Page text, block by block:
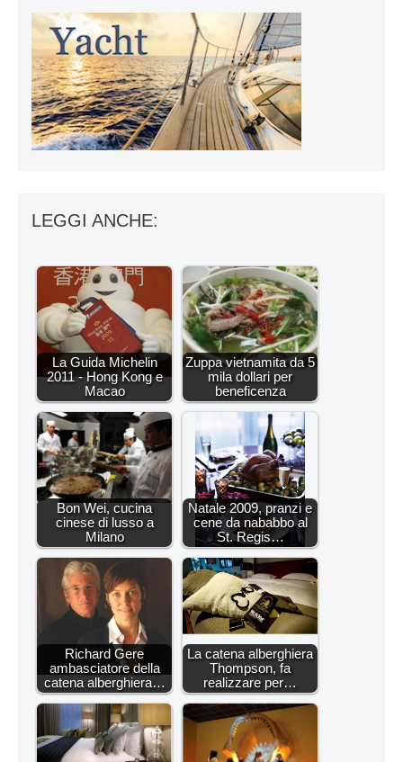
LEGGI ANCHE:
La Guida Michelin
2011 - Hong Kong e
Macao
Zuppa vietnamita da 5
mila dollari per
beneficenza
Bon Wei, cucina
cinese di lusso a
Milano
Natale 2009, pranzi e
cene da nababbo al
St. Regis…
Richard Gere
ambasciatore della
catena alberghiera…
La catena alberghiera
Thompson, fa
realizzare per…